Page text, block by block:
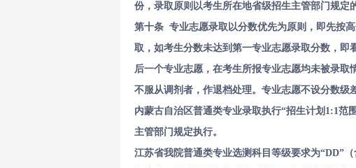
份，录取原则以考生所在地省级招生主管部门规定
第十条 专业志愿录取以分数优先为原则，即先按
取，如考生分数未达到第一专业志愿录取分数，
后一个专业志愿，在考生所报专业志愿均未被录
不服从调剂者，作退档处理。专业志愿不设分数级
内蒙古自治区普通类专业录取执行“招生计划1:1范
主管部门规定执行。
江苏省我院普通类专业选测科目等级要求为“DD”